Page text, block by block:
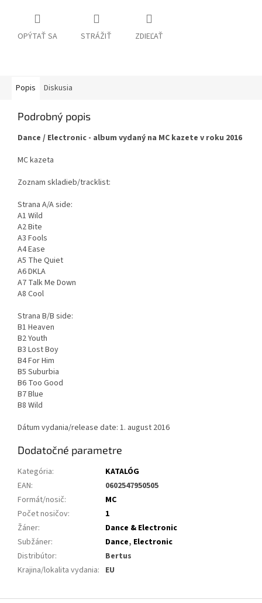
OPÝTAŤ SA STRÁŽIŤ ZDIEĽAŤ
Popis Diskusia
Podrobný popis
Dance / Electronic - album vydaný na MC kazete v roku 2016
MC kazeta
Zoznam skladieb/tracklist:
Strana A/A side:
A1 Wild
A2 Bite
A3 Fools
A4 Ease
A5 The Quiet
A6 DKLA
A7 Talk Me Down
A8 Cool
Strana B/B side:
B1 Heaven
B2 Youth
B3 Lost Boy
B4 For Him
B5 Suburbia
B6 Too Good
B7 Blue
B8 Wild
Dátum vydania/release date: 1. august 2016
Dodatočné parametre
Kategória:
KATALÓG
EAN:
0602547950505
Formát/nosič:
MC
Počet nosičov:
1
Žáner:
Dance & Electronic
Subžáner: Dance, Electronic
Distribútor:
Bertus
Krajina/lokalita vydania: EU